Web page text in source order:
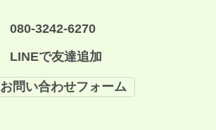
080-3242-6270
LINEで友達追加
お問い合わせフォーム